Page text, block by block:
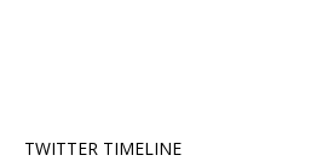
TWITTER TIMELINE